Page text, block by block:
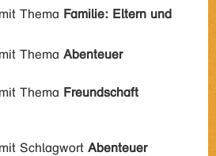
Thema Familie: Eltern und
Thema Abenteuer
Thema Freundschaft
Schlagwort Abenteuer